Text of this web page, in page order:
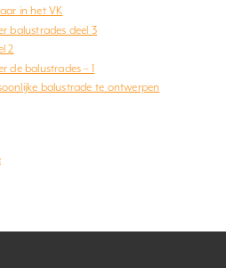
in het VK
balustrades deel 3
2
de balustrades – 1
balustrade te ontwerpen